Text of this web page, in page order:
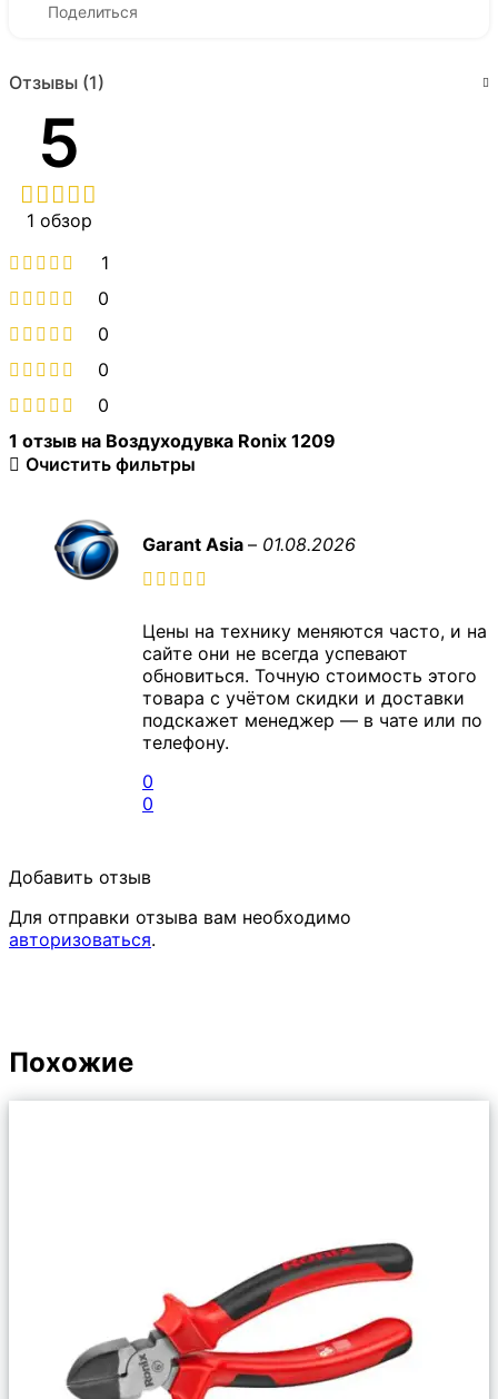
Поделиться
Отзывы (1)
5
1 обзор
1
0
0
0
0
1 отзыв на Воздуходувка Ronix 1209
Очистить фильтры
Garant Asia – 01.08.2026
Цены на технику меняются часто, и на
сайте они не всегда успевают
обновиться. Точную стоимость этого
товара с учётом скидки и доставки
подскажет менеджер — в чате или по
телефону.
0
0
Добавить отзыв
Для отправки отзыва вам необходимо
авторизоваться.
Похожие